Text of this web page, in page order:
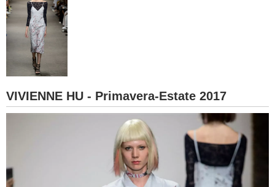
CAPELLI
SESSO
FORUM
VIVIENNE HU - Primavera-Estate 2017